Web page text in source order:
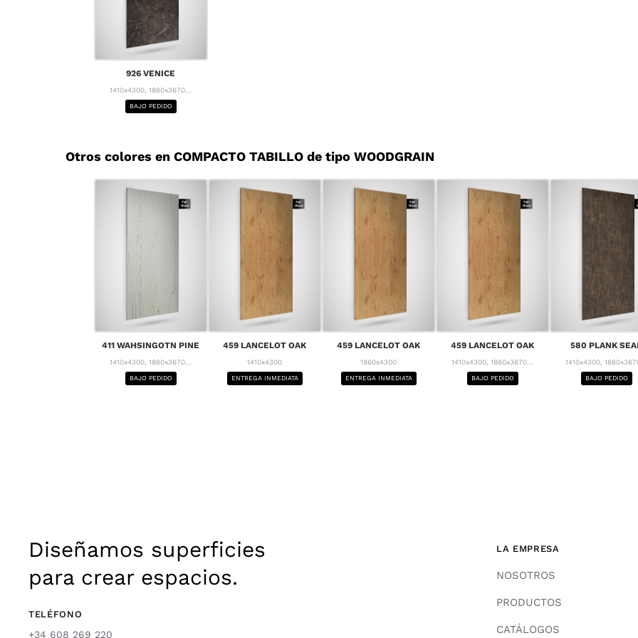
926 VENICE
1410x4300, 1860x3670...
BAJO PEDIDO
Otros colores en COMPACTO TABILLO de tipo WOODGRAIN
411 WAHSINGOTN PINE
1410x4300, 1860x3670...
BAJO PEDIDO
459 LANCELOT OAK
1410x4300
ENTREGA INMEDIATA
459 LANCELOT OAK
1860x4300
ENTREGA INMEDIATA
459 LANCELOT OAK
1410x4300, 1860x3670...
BAJO PEDIDO
580 PLANK
1410x4300,
BAJO PEDIDO
Diseñamos superficies
para crear espacios.
TELÉFONO
+34 608 269 220
LA EMPRESA
NOSOTROS
PRODUCTOS
CATÁLOGOS